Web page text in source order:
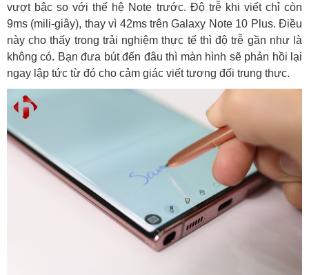
vượt bậc so với thế hệ Note trước. Độ trễ khi viết chỉ còn
9ms (mili-giây), thay vì 42ms trên Galaxy Note 10 Plus. Điều
này cho thấy trong trải nghiệm thực tế thì độ trễ gần như là
không có. Bạn đưa bút đến đâu thì màn hình sẽ phản hồi lại
ngay lập tức từ đó cho cảm giác viết tương đối trung thực.